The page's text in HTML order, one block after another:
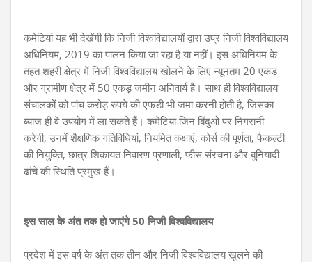
कमेटियां यह भी देखेंगी कि निजी विश्वविद्यालयों द्वारा उप्र निजी विश्वविद्यालय
अधिनियम, 2019 का पालन किया जा रहा है या नहीं। इस अधिनियम के
तहत शहरी क्षेत्र में निजी विश्वविद्यालय खोलने के लिए न्यूनतम 20 एकड़
और ग्रामीण क्षेत्र में 50 एकड़ जमीन अनिवार्य है। साथ ही विश्वविद्यालय
संचालकों को पांच करोड़ रुपये की एफडी भी जमा करनी होती है, जिसका
ब्याज ही वे उपयोग में ला सकते हैं। कमेटियां जिन बिंदुओं पर निगरानी
करेगी, उनमें शैक्षणिक गतिविधियां, नियमित कक्षाएं, कोर्स की पूर्णता, फैकल्टी
की नियुक्ति, छात्र शिकायत निवारण प्रणाली, फीस संरचना और बुनियादी
ढांचे की स्थिति प्रमुख हैं।
इस साल के अंत तक हो जाएंगे 50 निजी विश्वविद्यालय
प्रदेश में इस वर्ष के अंत तक तीन और निजी विश्वविद्यालय खुलने की